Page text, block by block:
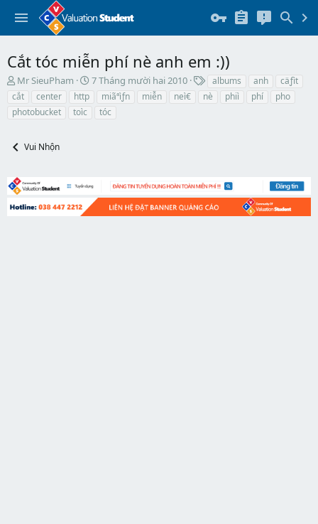
Cắt tóc miễn phí nè anh em :))
T
h
r
e
d
a
r
t
Mr SieuPham
N
ầ
7 Tháng mười hai 2010
h
albums anh
cäƒìt
cắt
center http miãªìƒn miễn neì€ nè phiì phí
pho
photobucket
toìc tóc
Vui Nhộn